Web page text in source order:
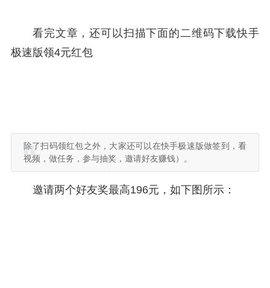
看完文章，还可以扫描下面的二维码下载快手
极速版领4元红包
除了扫码领红包之外，大家还可以在快手极速版做签到，看
视频，做任务，参与抽奖，邀请好友赚钱）。
邀请两个好友奖最高196元，如下图所示：